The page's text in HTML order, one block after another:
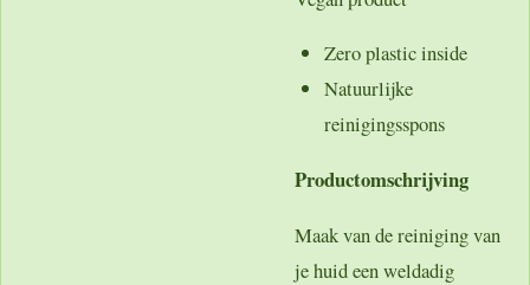
Zero plastic inside
Natuurlijke
reinigingsspons
Productomschrijving
Maak van de reiniging van
je huid een weldadig